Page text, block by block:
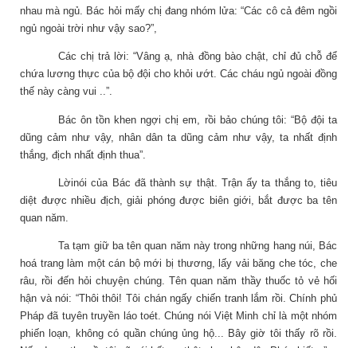
nhau mà ngủ. Bác hỏi mấy chị đang nhóm lửa: “Các cô cả đêm ngồi
ngủ ngoài trời như vậy sao?”,
Các chị trả lời: “Vâng ạ, nhà đồng bào chật, chỉ đủ chỗ để
chứa lương thực của bộ đội cho khỏi ướt. Các cháu ngủ ngoài đồng
thế này càng vui ..”.
Bác ôn tồn khen ngợi chị em, rồi bảo chúng tôi: “Bộ đội ta
dũng cảm như vậy, nhân dân ta dũng cảm như vậy, ta nhất định
thắng, địch nhất định thua”.
Lờinói của Bác đã thành sự thật. Trận ấy ta thắng to, tiêu
diệt được nhiều địch, giải phóng được biên giới, bắt được ba tên
quan năm.
Ta tạm giữ ba tên quan năm này trong những hang núi, Bác
hoá trang làm một cán bộ mới bị thương, lấy vải băng che tóc, che
râu, rồi đến hỏi chuyện chúng. Tên quan năm thầy thuốc tỏ vẻ hối
hận và nói: “Thôi thôi! Tôi chán ngấy chiến tranh lắm rồi. Chính phủ
Pháp đã tuyên truyền láo toét. Chúng nói Việt Minh chỉ là một nhóm
phiến loạn, không có quần chúng ủng hộ... Bây giờ tôi thấy rõ rồi.